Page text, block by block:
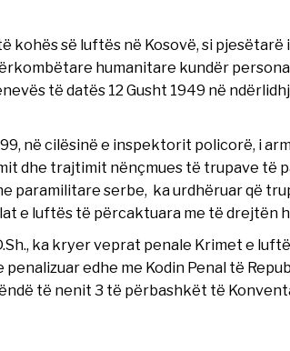
kohës së luftës në Kosovë, si
humanitare kundër
të datës 12 Gusht 1949 në
në cilësinë e inspektorit policorë, i
dhe trajtimit nënçmues të trupave të pa
paramilitare serbe, ka urdhëruar që
e luftës të përcaktuara me të drejtën
ka kryer veprat penale Krimet e
penalizuar edhe me Kodin Penal të
të nenit 3 të përbashkët të